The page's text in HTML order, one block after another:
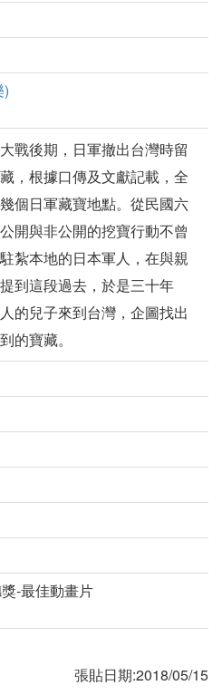
)
戰後期，日軍撤出台灣時留
，根據口傳及文獻記載，全
個日軍藏寶地點。從民國六
開與非公開的挖寶行動不曾
紮本地的日本軍人，在與親
到這段過去，於是三十年
的兒子來到台灣，企圖找出
的寶藏。
-最佳動畫片
張貼日期:2018/05/15